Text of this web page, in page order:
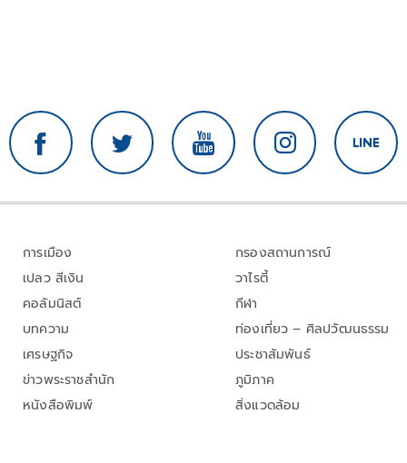
การเมือง
เปลว สีเงิน
คอลัมนิสต์
บทความ
เศรษฐกิจ
ข่าวพระราชสำนัก
หนังสือพิมพ์
กรองสถานการณ์
วาไรตี้
กีฬา
ท่องเที่ยว – ศิลปวัฒนธรรม
ประชาสัมพันธ์
ภูมิภาค
สิ่งแวดล้อม